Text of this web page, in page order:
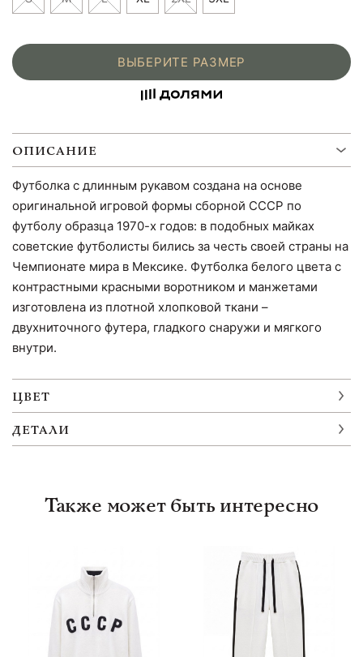
ВЫБЕРИТЕ РАЗМЕР
ОПИСАНИЕ
Футболка с длинным рукавом создана на основе
оригинальной игровой формы сборной СССР по
футболу образца 1970-х годов: в подобных майках
советские футболисты бились за честь своей страны на
Чемпионате мира в Мексике. Футболка белого цвета с
контрастными красными воротником и манжетами
изготовлена из плотной хлопковой ткани –
двухниточного футера, гладкого снаружи и мягкого
внутри.
ЦВЕТ
ДЕТАЛИ
Также может быть интересно